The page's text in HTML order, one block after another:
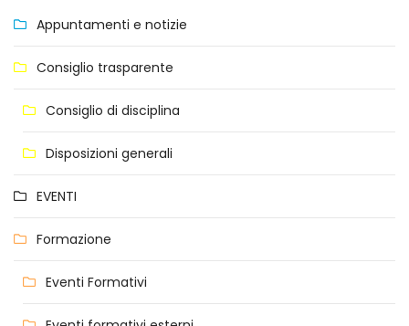
Appuntamenti e notizie
Consiglio trasparente
Consiglio di disciplina
Disposizioni generali
EVENTI
Formazione
Eventi Formativi